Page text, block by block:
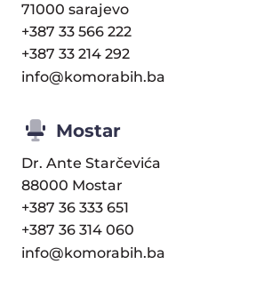
71000 sarajevo
+387 33 566 222
+387 33 214 292
info@komorabih.ba
Mostar
Dr. Ante Starčevića
88000 Mostar
+387 36 333 651
+387 36 314 060
info@komorabih.ba